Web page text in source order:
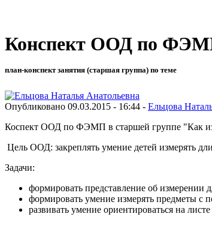
Конспект ООД по
план-конспект занятия (старшая группа) по теме
Опубликовано 09.03.2015 - 16:44 - Ельцова
Коспект ООД по ФЭМП в старшей группе "Как
Цель ООД: закреплять умение детей измерять
Задачи:
формировать представление об
формировать умение измерять предметы с
развивать умение ориентироваться на